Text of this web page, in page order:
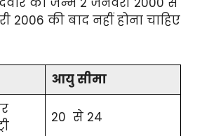
2006 की बाद नहीं होना चाहिए
आयु सीमा
20 से 24